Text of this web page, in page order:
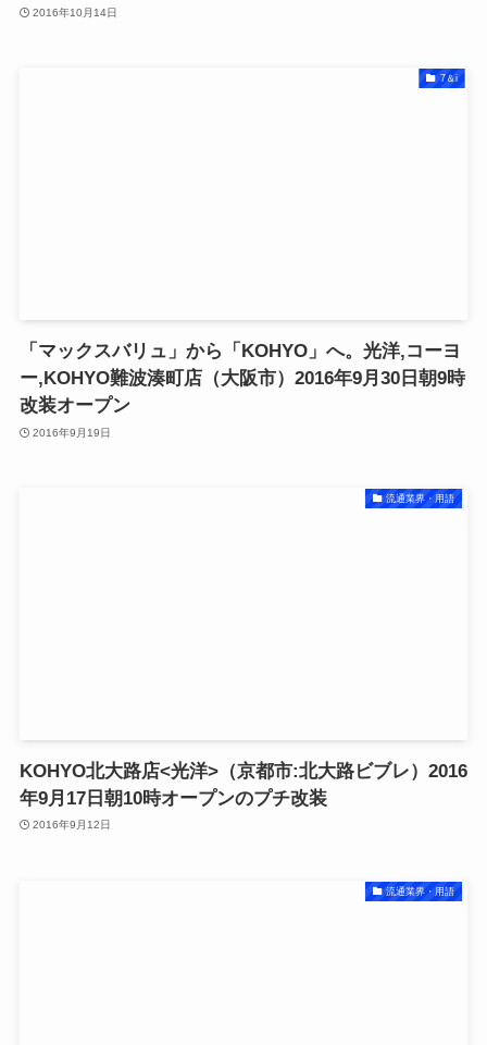
2016年10月14日
7＆i
「マックスバリュ」から「KOHYO」へ。光洋,コーヨ
ー,KOHYO難波湊町店（大阪市）2016年9月30日朝9時
改装オープン
2016年9月19日
流通業界・用語
KOHYO北大路店<光洋>（京都市:北大路ビブレ）2016
年9月17日朝10時オープンのプチ改装
2016年9月12日
流通業界・用語